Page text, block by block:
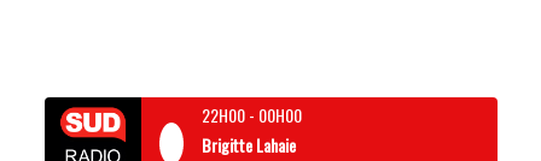
22H00- 00H00
Brigitte Lahaie